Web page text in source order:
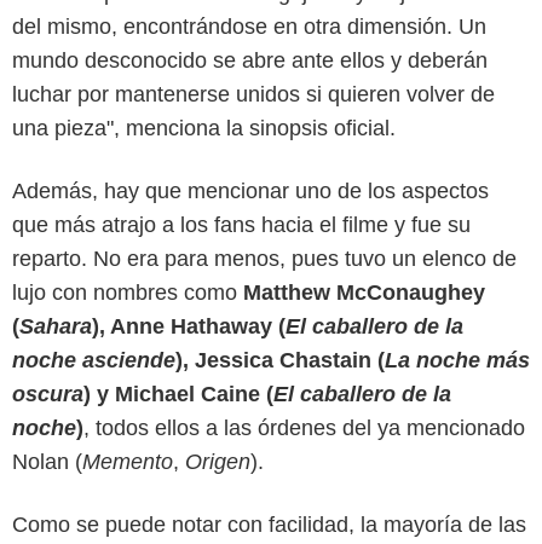
del mismo, encontrándose en otra dimensión. Un
mundo desconocido se abre ante ellos y deberán
luchar por mantenerse unidos si quieren volver de
una pieza", menciona la sinopsis oficial.
Además, hay que mencionar uno de los aspectos
que más atrajo a los fans hacia el filme y fue su
reparto. No era para menos, pues tuvo un elenco de
lujo con nombres como Matthew McConaughey
(Sahara), Anne Hathaway (El caballero de la
noche asciende), Jessica Chastain (La noche más
oscura) y Michael Caine (El caballero de la
noche), todos ellos a las órdenes del ya mencionado
Nolan (Memento, Origen).
Como se puede notar con facilidad, la mayoría de las